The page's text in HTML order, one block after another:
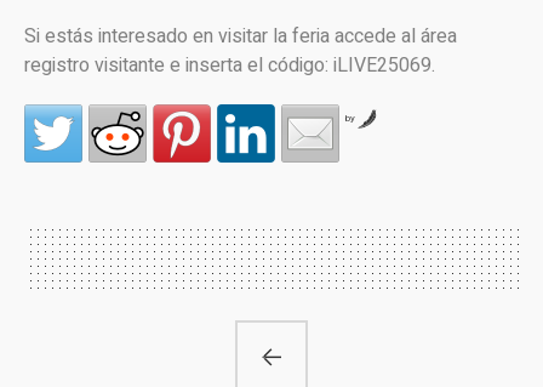
Si estás interesado en visitar la feria accede al área
registro visitante e inserta el código: iLIVE25069.
by